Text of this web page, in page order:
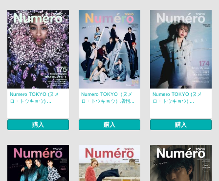
Numero TOKYO (ヌメ
ロ・トウキョウ) ...
購入
Numero TOKYO（ヌメ
ロ・トウキョウ）増刊...
購入
Numero TOKYO (ヌメ
ロ・トウキョウ) ...
購入